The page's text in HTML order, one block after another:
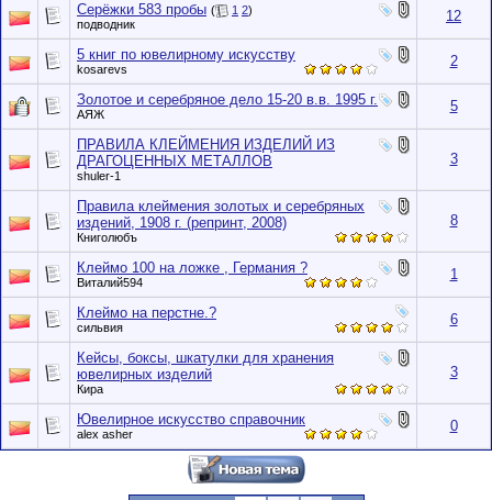
Серёжки 583 пробы ( 1 2)
подводник
12
5 книг по ювелирному искусству
kosarevs 2
Золотое и серебряное дело 15-20 в.в. 1995 г.
АЯЖ 5
ПРАВИЛА КЛЕЙМЕНИЯ ИЗДЕЛИЙ ИЗ
ДРАГОЦЕННЫХ МЕТАЛЛОВ
shuler-1
3
Правила клеймения золотых и серебряных
издений, 1908 г. (репринт, 2008)
Книголюбъ
8
Клеймо 100 на ложке , Германия ?
Виталий594 1
Клеймо на перстне.?
сильвия 6
Кейсы, боксы, шкатулки для хранения
ювелирных изделий
Кира
3
Ювелирное искусство справочник
alex asher 0